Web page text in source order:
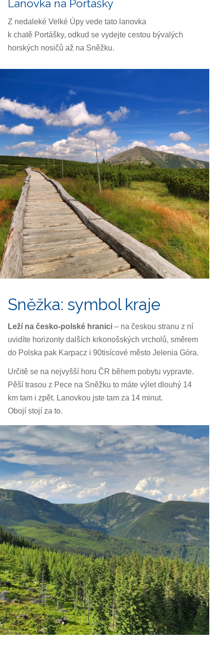
Lanovka na Portášky
Z nedaleké Velké Úpy vede tato lanovka
k chatě Portášky, odkud se vydejte cestou bývalých
horských nosičů až na Sněžku.
Sněžka: symbol kraje
Leží na česko-polské hranici – na českou stranu z ní
uvidíte horizonty dalších krkonošských vrcholů, směrem
do Polska pak Karpacz i 90tisícové město Jelenia Góra.
Určitě se na nejvyšší horu ČR během pobytu vypravte.
Pěší trasou z Pece na Sněžku to máte výlet dlouhý 14
km tam i zpět. Lanovkou jste tam za 14 minut.
Obojí stojí za to.